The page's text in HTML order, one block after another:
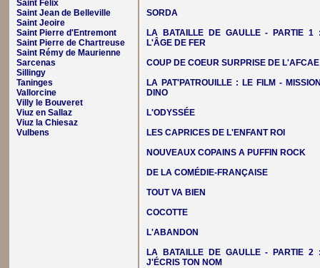
Saint Félix
Saint Jean de Belleville
Saint Jeoire
Saint Pierre d'Entremont
Saint Pierre de Chartreuse
Saint Rémy de Maurienne
Sarcenas
Sillingy
Taninges
Vallorcine
Villy le Bouveret
Viuz en Sallaz
Viuz la Chiesaz
Vulbens
SORDA
LA BATAILLE DE GAULLE - PARTIE 1
L'ÂGE DE FER
COUP DE COEUR SURPRISE DE L'AFCAE
LA PAT'PATROUILLE : LE FILM -
DINO
L'ODYSSÉE
LES CAPRICES DE L'ENFANT ROI
NOUVEAUX COPAINS A PUFFIN ROCK
DE LA COMÉDIE-FRANÇAISE
TOUT VA BIEN
COCOTTE
L'ABANDON
LA BATAILLE DE GAULLE - PARTIE 2
J'ÉCRIS TON NOM